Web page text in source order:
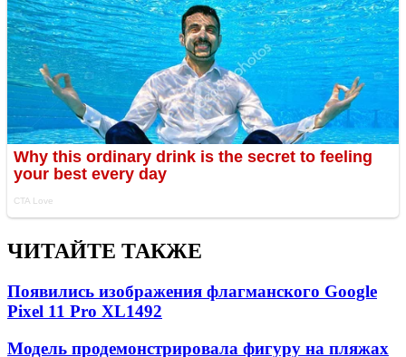
ЧИТАЙТЕ ТАКЖЕ
Появились изображения флагманского Google
Pixel 11 Pro XL1492
Модель продемонстрировала фигуру на пляжах